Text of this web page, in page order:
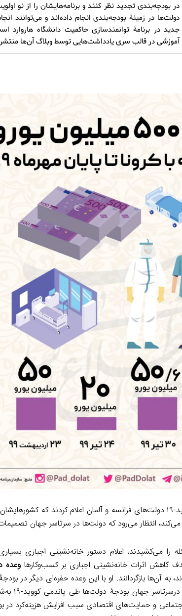
در بودجه‌بندی تجدید نظر کنند و برنامه‌هایشان را از نو
دولت‌ها در زمینۀ بودجه‌بندی انجام داده‌اند و می‌توانند
جدید در برنامۀ توانمندسازی حاکمیت دانشگاه
آموزشی در قالب سری یادداشت‌هایی توسط وبلاگ آن‌ها
به ویروس کووید-۱۹ دولت‌های فرانسه و آلمان اعلام کردند که
می‌کند، انتظار می‌رود که دولت‌ها در سرتاسر جهان
را می‌کشیدند، اعلام دستور خانه‌نشینی اجباری
کاهش اثرات خانه‌نشینی اجباری بر کسب‌وکارهاوعده
بازگردانند. او با این وعده حفره‌ای دیگر در بودجۀ
کرونا بر
و حمایت‌های اقتصادی سبب افزایش هزینه‌کرد در